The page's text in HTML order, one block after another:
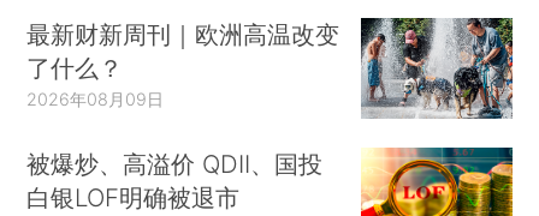
最新财新周刊｜欧洲高温改变
了什么？
2026年08月09日
被爆炒、高溢价 QDII、国投
白银LOF明确被退市